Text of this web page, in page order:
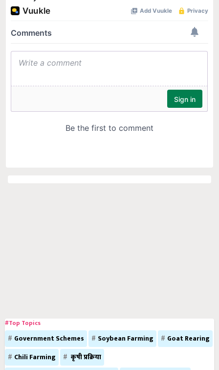
#Top Topics
Government Schemes Soybean Farming
Goat Rearing
Chili Farming
कृषी प्रक्रिया